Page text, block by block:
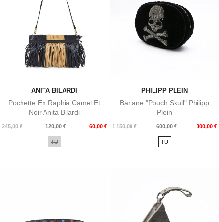
ANITA BILARDI
Pochette En Raphia Camel Et
Noir Anita Bilardi
245,00 €
Prix
120,00 € 60,00 €
Prix
TU
PHILIPP PLEIN
Banane "Pouch Skull" Philipp
Plein
1 150,00 €
Prix
600,00 € 300,00 €
Prix
TU